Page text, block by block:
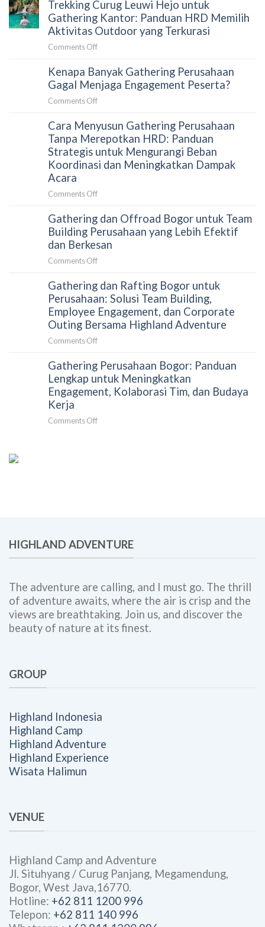
Sentul
Team
Building
yang
Menghubungkan
Secara
Alami
Curug
Leuwi
Hejo
Aktivitas
Outdoor
yang
Kolaborasi
Tim
Secara
Alami
Trekking Curug Leuwi Hejo untuk
Gathering Kantor: Panduan HRD Memilih
Aktivitas Outdoor yang Terkurasi
Comments Offon
Curug
Leuwi
Hejo
Kantor:
Panduan
HRD
Memilih
Kenapa Banyak Gathering Perusahaan
Gagal Menjaga Engagement Peserta?
Comments Offon
Banyak
Gathering
Perusahaan
Gagal
Menjaga
Peserta?
Cara Menyusun Gathering Perusahaan
Tanpa Merepotkan HRD: Panduan
Strategis untuk Mengurangi Beban
Koordinasi dan Meningkatkan Dampak
Acara
Comments Offon
Menyusun
Gathering
Panduan
Strategis
untuk
Mengurangi
Meningkatkan
Dampak
Acara
Gathering dan Offroad Bogor untuk Team
Building Perusahaan yang Lebih Efektif
dan Berkesan
Comments Offon
dan
Offroad
Bogor
untuk
Team
Building
yang
Lebih
Efektif
Gathering dan Rafting Bogor untuk
Perusahaan: Solusi Team Building,
Employee Engagement, dan Corporate
Outing Bersama Highland Adventure
Comments Offon
dan
Rafting
Bogor
untuk
Solusi
Bersama
Adventure
Gathering Perusahaan Bogor: Panduan
Lengkap untuk Meningkatkan
Engagement, Kolaborasi Tim, dan Budaya
Kerja
Comments Offon
Tim,
dan
HIGHLAND ADVENTURE
The adventure are calling, and I must go. The thrill
of adventure awaits, where the air is crisp and the
views are breathtaking. Join us, and discover the
beauty of nature at its finest.
GROUP
Highland Indonesia
Highland Camp
Highland Adventure
Highland Experience
Wisata Halimun
VENUE
Highland Camp and Adventure
Jl. Situhyang / Curug Panjang, Megamendung,
Bogor, West Java,16770.
Hotline: +62 811 1200 996
Telepon: +62 811 140 996